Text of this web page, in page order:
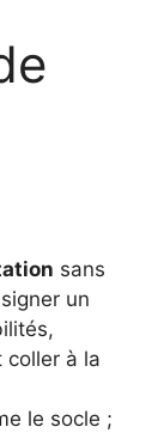
sans
un
coller à la
le socle ;